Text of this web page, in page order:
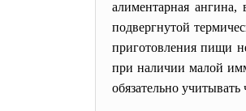
алиментарная
подвергнутой
приготовления пищи
при наличии малой
обязательно учитывать